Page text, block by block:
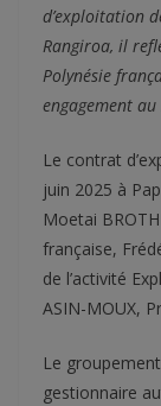
d’exploitation
Rangiroa, il
Polynésie
engagement
Le contrat
juin 2025 à
Moetai
française,
de l’activité
ASIN-MOUX,
Le
gestionnaire